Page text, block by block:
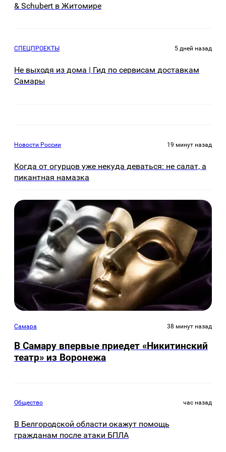
& Schubert в Житомире
СПЕЦПРОЕКТЫ 5 дней назад
Не выходя из дома | Гид по сервисам доставкам
Самары
Новости России 19 минут назад
Когда от огурцов уже некуда деваться: не салат, а
пикантная намазка
Самара 38 минут назад
В Самару впервые приедет «Никитинский
театр» из Воронежа
Общество час назад
В Белгородской области окажут помощь
гражданам после атаки БПЛА